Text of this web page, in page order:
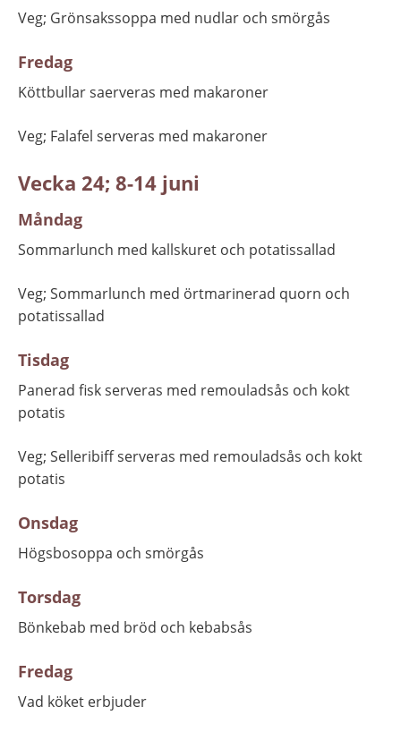
Veg; Grönsakssoppa med nudlar och smörgås
Fredag
Köttbullar saerveras med makaroner
Veg; Falafel serveras med makaroner
Vecka 24; 8-14 juni
Måndag
Sommarlunch med kallskuret och potatissallad
Veg; Sommarlunch med örtmarinerad quorn och
potatissallad
Tisdag
Panerad fisk serveras med remouladsås och kokt
potatis
Veg; Selleribiff serveras med remouladsås och kokt
potatis
Onsdag
Högsbosoppa och smörgås
Torsdag
Bönkebab med bröd och kebabsås
Fredag
Vad köket erbjuder